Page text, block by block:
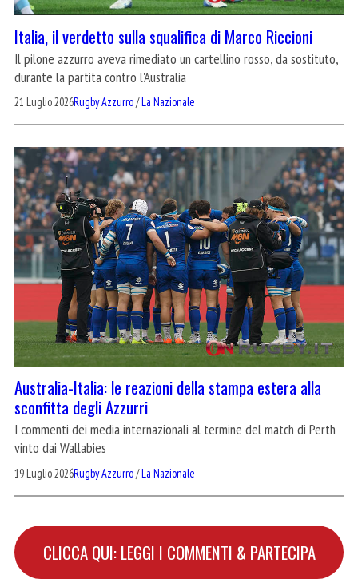
Italia, il verdetto sulla squalifica di Marco Riccioni
Il pilone azzurro aveva rimediato un cartellino rosso, da sostituto,
durante la partita contro l'Australia
21 Luglio 2026Rugby Azzurro/La Nazionale
Australia-Italia: le reazioni della stampa estera alla
sconfitta degli Azzurri
I commenti dei media internazionali al termine del match di Perth
vinto dai Wallabies
19 Luglio 2026Rugby Azzurro/La Nazionale
CLICCA QUI: LEGGI I COMMENTI & PARTECIPA